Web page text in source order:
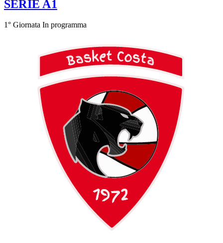
SERIE A1
1° Giornata In programma